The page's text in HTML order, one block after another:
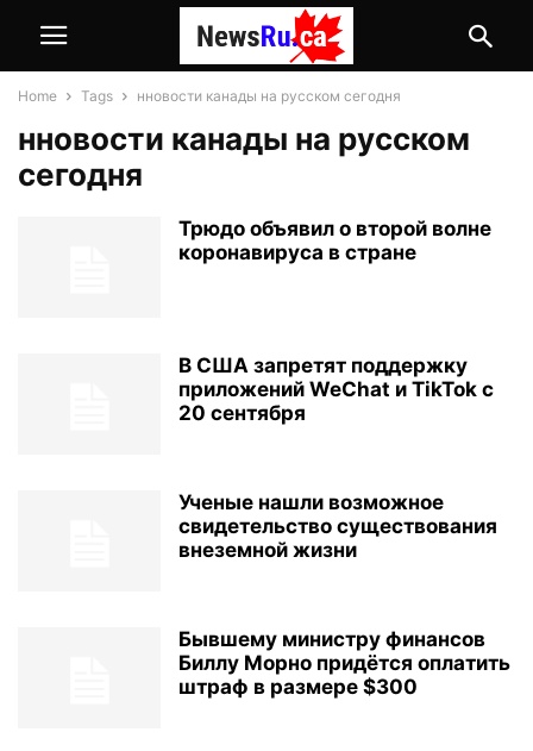
Home Tags нновости канады на русском сегодня
нновости канады на русском
сегодня
Трюдо объявил о второй волне
коронавируса в стране
В США запретят поддержку
приложений WeChat и TikTok с
20 сентября
Ученые нашли возможное
свидетельство существования
внеземной жизни
Бывшему министру финансов
Биллу Морно придётся оплатить
штраф в размере $300